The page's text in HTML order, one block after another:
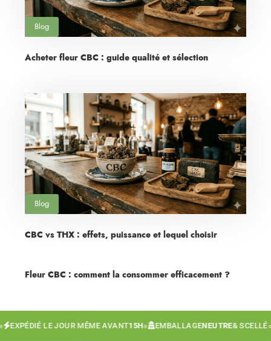
Blog
Acheter fleur CBC : guide qualité et sélection
Blog
CBC vs THX : effets, puissance et lequel choisir
Fleur CBC : comment la consommer efficacement ?
LE JOUR MÊME AVANT15H ● EMBALLAGENEUTRE& SCELLÉ●